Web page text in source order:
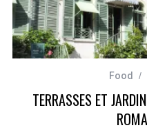
Food
TERRASSES ET